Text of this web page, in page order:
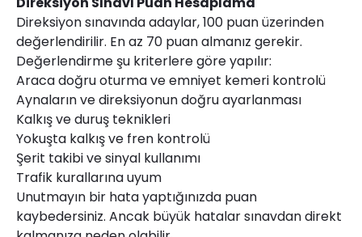
Direksiyon sınavında adaylar, 100 puan üzerinden
değerlendirilir. En az 70 puan almanız gerekir.
Değerlendirme şu kriterlere göre yapılır:
Araca doğru oturma ve emniyet kemeri kontrolü
Aynaların ve direksiyonun doğru ayarlanması
Kalkış ve duruş teknikleri
Yokuşta kalkış ve fren kontrolü
Şerit takibi ve sinyal kullanımı
Trafik kurallarına uyum
Unutmayın bir hata yaptığınızda puan
kaybedersiniz. Ancak büyük hatalar sınavdan direkt